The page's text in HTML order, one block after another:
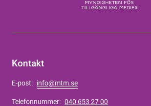
Kontakt
E-post: info@mtm.se
Telefonnummer: 040 653 27 00